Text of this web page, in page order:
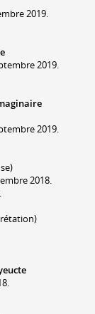
2019.
2019.
2019.
2018.
.